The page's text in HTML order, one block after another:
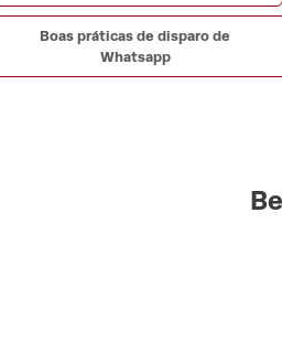
Boas práticas de disparo de
Whatsapp